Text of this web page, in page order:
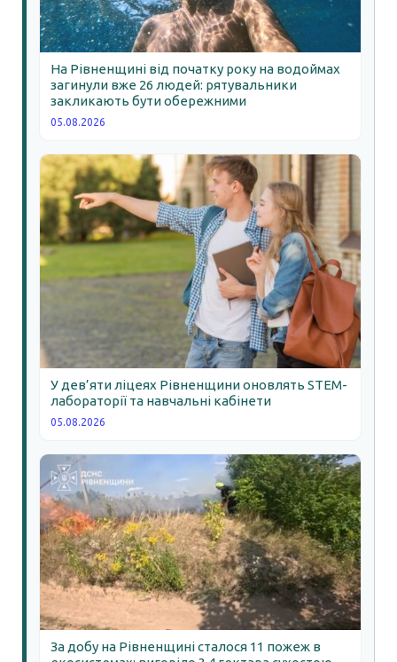
На Рівненщині від початку року на водоймах
загинули вже 26 людей: рятувальники
закликають бути обережними
05.08.2026
У дев’яти ліцеях Рівненщини оновлять STEM-
лабораторії та навчальні кабінети
05.08.2026
За добу на Рівненщині сталося 11 пожеж в